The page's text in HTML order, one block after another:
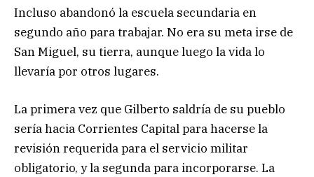
Incluso abandonó la escuela secundaria en
segundo año para trabajar. No era su meta irse de
San Miguel, su tierra, aunque luego la vida lo
llevaría por otros lugares.
La primera vez que Gilberto saldría de su pueblo
sería hacia Corrientes Capital para hacerse la
revisión requerida para el servicio militar
obligatorio, y la segunda para incorporarse. La